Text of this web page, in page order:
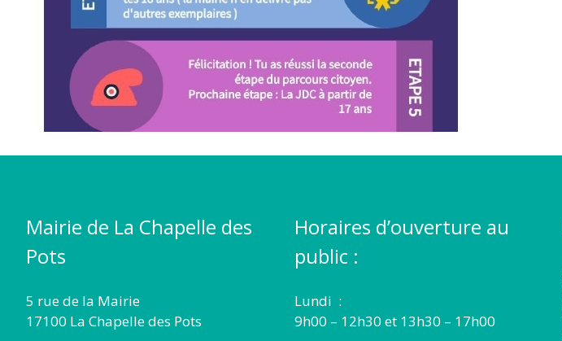
Mairie de La Chapelle des
Pots
5 rue de la Mairie
17100 La Chapelle des Pots
Horaires d’ouverture au
public :
Lundi :
9h00 – 12h30 et 13h30 – 17h00